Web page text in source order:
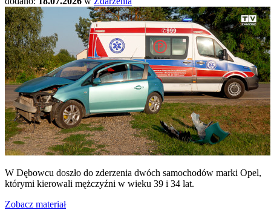
W Dębowcu doszło do zderzenia dwóch samochodów marki Opel,
którymi kierowali mężczyźni w wieku 39 i 34 lat.
Zobacz materiał